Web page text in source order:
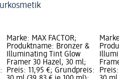
Marke: MAX FACTOR;
Produktname: Bronzer &
Illuminating Tint Glow
Framer 30 Hazel, 30 ml;
Preis: 11,95 €; Grundpreis:
Marke:
Framer
Preis: